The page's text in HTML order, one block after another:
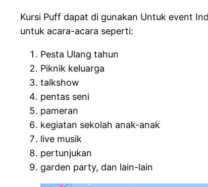
Kursi Puff dapat di gunakan Untuk event
untuk acara-acara seperti:
Pesta Ulang tahun
Piknik keluarga
talkshow
pentas seni
pameran
kegiatan sekolah anak-anak
live musik
pertunjukan
garden party, dan lain-lain